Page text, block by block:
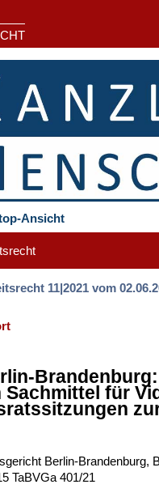
Ansicht
11|2021 vom
Sachmittel für
Berlin-Brandenburg,
TaBVGa 401/21